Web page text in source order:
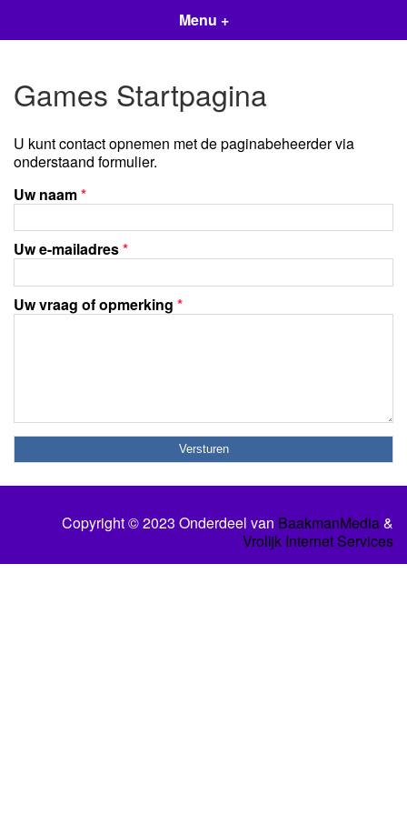
Menu +
Games Startpagina
U kunt contact opnemen met de paginabeheerder via
onderstaand formulier.
Uw naam*
Uw e-mailadres*
Uw vraag of opmerking *
Copyright © 2023 Onderdeel van BaakmanMedia&
Vrolijk Internet Services